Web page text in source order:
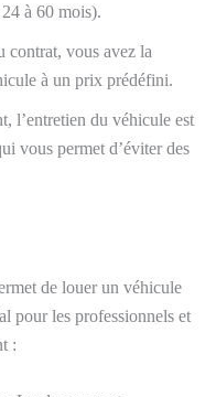
à 60 mois).
contrat, vous avez la
à un prix prédéfini.
l’entretien du véhicule est
vous permet d’éviter des
de louer un véhicule
pour les professionnels et
: